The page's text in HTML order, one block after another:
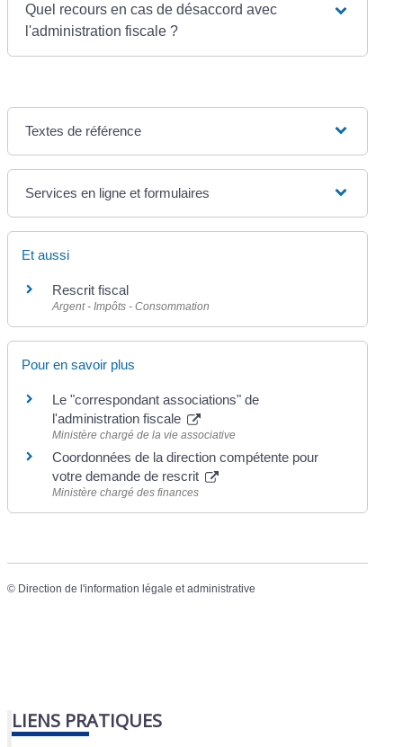
Quel recours en cas de désaccord avec
l'administration fiscale ?
Textes de référence
Services en ligne et formulaires
Et aussi
Rescrit fiscal
Argent - Impôts - Consommation
Pour en savoir plus
Le "correspondant associations" de
l'administration fiscale
Ministère chargé de la vie associative
Coordonnées de la direction compétente pour
votre demande de rescrit
Ministère chargé des finances
© Direction de l'information légale et administrative
LIENS PRATIQUES